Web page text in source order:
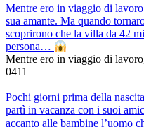
Mentre ero in viaggio di
sua amante. Ma quando
scoprirono che la villa da 42
persona…
Mentre ero in viaggio di
0411
Pochi giorni prima della
partì in vacanza con i suoi
accanto alle bambine l’uomo